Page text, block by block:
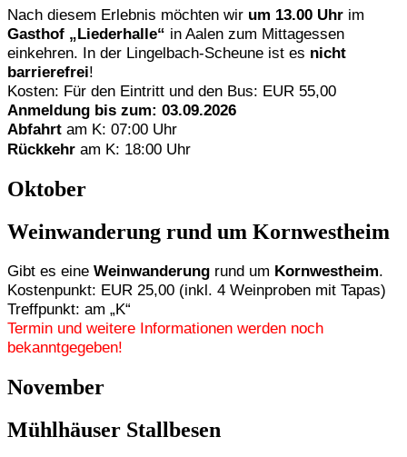
Nach diesem Erlebnis möchten wir um 13.00 Uhr im
Gasthof „Liederhalle“ in Aalen zum Mittagessen
einkehren. In der Lingelbach-Scheune ist es nicht
barrierefrei!
Kosten: Für den Eintritt und den Bus: EUR 55,00
Anmeldung bis zum: 03.09.2026
Abfahrt am K: 07:00 Uhr
Rückkehr am K: 18:00 Uhr
Oktober
Weinwanderung rund um Kornwestheim
Gibt es eine Weinwanderung rund um Kornwestheim.
Kostenpunkt: EUR 25,00 (inkl. 4 Weinproben mit Tapas)
Treffpunkt: am „K“
Termin und weitere Informationen werden noch
bekanntgegeben!
November
Mühlhäuser Stallbesen